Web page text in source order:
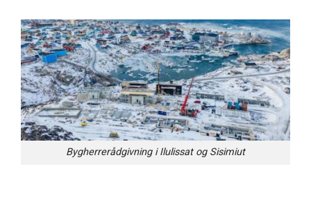
Bygherrerådgivning i Ilulissat og Sisimiut